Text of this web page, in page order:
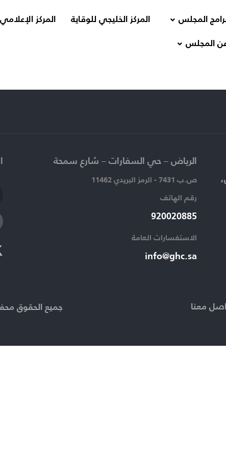
المركز الإعلامي المركز الخليجي للوقاية المجلس
المجلس
الرياض – حي السفارات – شارع سمحة​
ص.ب 7431 - الرمز البريدي 11462
رقم الهاتف​
920020885​
الاستفسارات العامة ​
info@ghc.sa​
جميع الحقوق معنا